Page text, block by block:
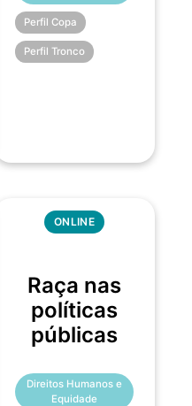
Perfil Copa
Perfil Tronco
ONLINE
Raça nas
políticas
públicas
Direitos Humanos e
Equidade